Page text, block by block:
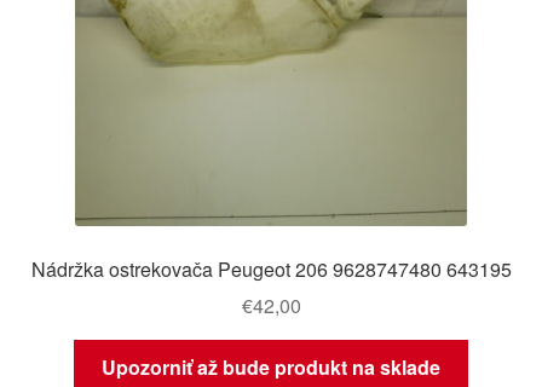
Nádržka ostrekovača Peugeot 206 9628747480 643195
€42,00
Upozorniť až bude produkt na sklade